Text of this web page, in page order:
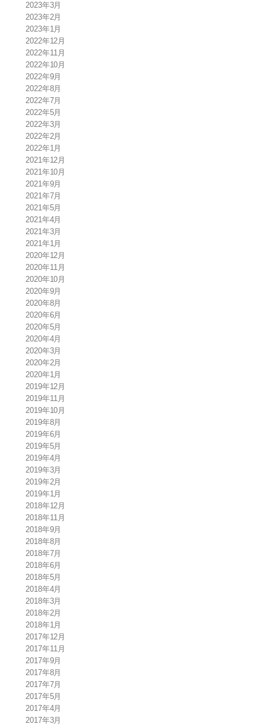
2023年3月
2023年2月
2023年1月
2022年12月
2022年11月
2022年10月
2022年9月
2022年8月
2022年7月
2022年5月
2022年3月
2022年2月
2022年1月
2021年12月
2021年10月
2021年9月
2021年7月
2021年5月
2021年4月
2021年3月
2021年1月
2020年12月
2020年11月
2020年10月
2020年9月
2020年8月
2020年6月
2020年5月
2020年4月
2020年3月
2020年2月
2020年1月
2019年12月
2019年11月
2019年10月
2019年8月
2019年6月
2019年5月
2019年4月
2019年3月
2019年2月
2019年1月
2018年12月
2018年11月
2018年9月
2018年8月
2018年7月
2018年6月
2018年5月
2018年4月
2018年3月
2018年2月
2018年1月
2017年12月
2017年11月
2017年9月
2017年8月
2017年7月
2017年5月
2017年4月
2017年3月